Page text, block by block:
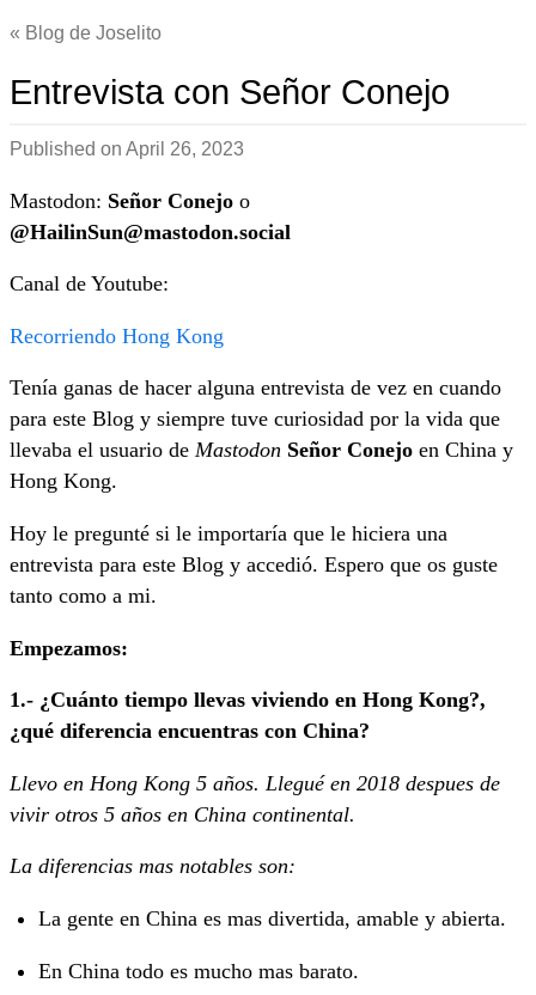
Blog de Joselito
Entrevista con Señor Conejo
Published on April 26, 2023
Mastodon: Señor Conejo o
@HailinSun@mastodon.social
Canal de Youtube:
Recorriendo Hong Kong
Tenía ganas de hacer alguna entrevista de vez en cuando
para este Blog y siempre tuve curiosidad por la vida que
llevaba el usuario de Mastodon Señor Conejo en China y
Hong Kong.
Hoy le pregunté si le importaría que le hiciera una
entrevista para este Blog y accedió. Espero que os guste
tanto como a mi.
Empezamos:
1.- ¿Cuánto tiempo llevas viviendo en Hong Kong?,
¿qué diferencia encuentras con China?
Llevo en Hong Kong 5 años. Llegué en 2018 despues de
vivir otros 5 años en China continental.
La diferencias mas notables son:
La gente en China es mas divertida, amable y abierta.
En China todo es mucho mas barato.